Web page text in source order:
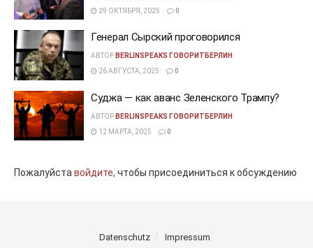
29 ОКТЯБРЯ, 2025
0
Генерал Сырский проговорился
АВТОР BERLINSPEAKS ГОВОРИТБЕРЛИН
26 АВГУСТА, 2025
0
Суджа — как аванс Зеленского Трампу?
АВТОР BERLINSPEAKS ГОВОРИТБЕРЛИН
12 МАРТА, 2025
0
Пожалуйставойдите, чтобы присоединиться к обсуждению
Datenschutz Impressum